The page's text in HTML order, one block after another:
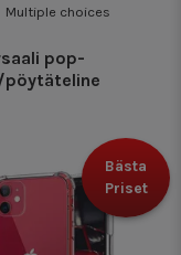
Multiple choices
pop-
Bästa
Priset